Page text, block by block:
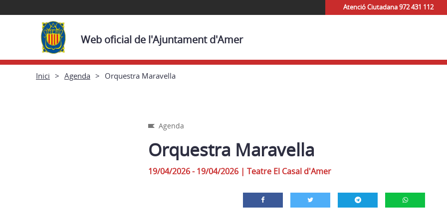
Atenció Ciutadana 972 431 112
Web oficial de l'Ajuntament d'Amer
Inici Agenda Orquestra Maravella
Agenda
Orquestra Maravella
19/04/2026 - 19/04/2026 | Teatre El Casal d'Amer